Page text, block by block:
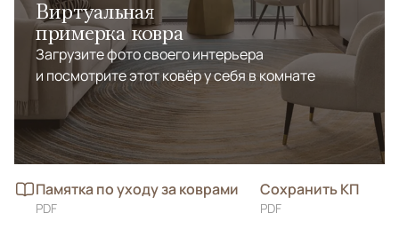
Виртуальная
примерка ковра
Загрузите фото своего интерьера
и посмотрите этот ковёр у себя в комнате
Памятка по уходу за коврами
PDF
Сохранить КП
PDF